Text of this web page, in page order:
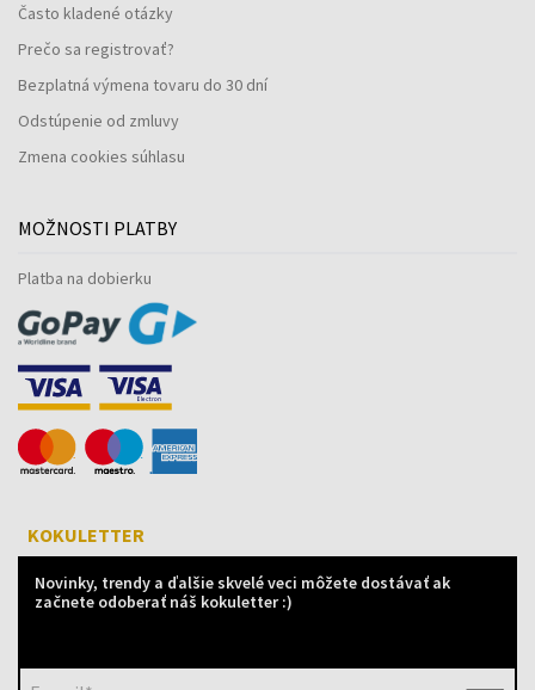
Často kladené otázky
Prečo sa registrovať?
Bezplatná výmena tovaru do 30 dní
Odstúpenie od zmluvy
Zmena cookies súhlasu
MOŽNOSTI PLATBY
Platba na dobierku
KOKULETTER
Novinky, trendy a ďalšie skvelé veci môžete dostávať ak
začnete odoberať náš kokuletter :)